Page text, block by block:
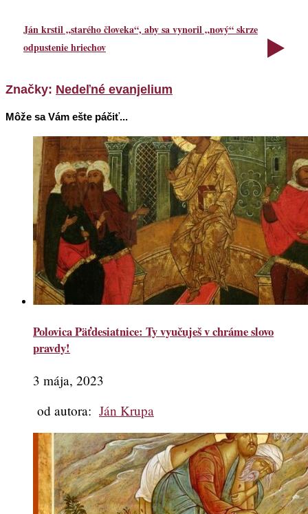
Ján krstil „starého človeka“, aby sa vynoril „nový“ skrze
odpustenie hriechov
Značky: Nedeľné evanjelium
Môže sa Vám ešte páčiť...
Polovica Päťdesiatnice: Ty vyučuješ v chráme slovo
pravdy!
3 mája, 2023
od autora: Ján Krupa